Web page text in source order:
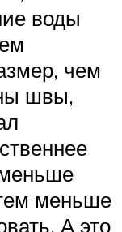
воды
чем
швы,
меньше
А это